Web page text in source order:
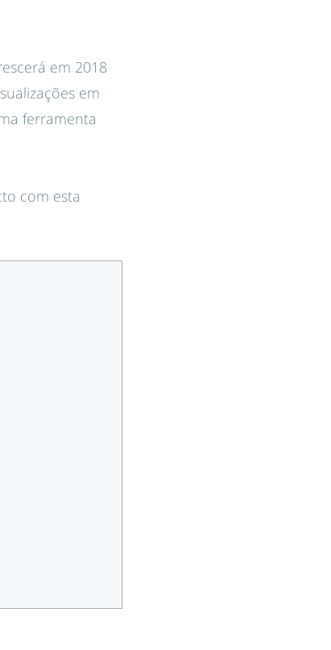
em 2018
em
ferramenta
com esta